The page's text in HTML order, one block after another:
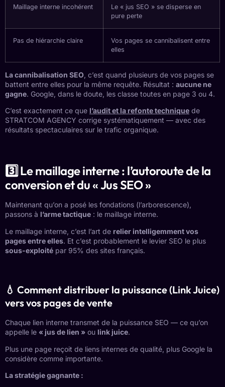
Maillage interne incohérent
Le « jus SEO » se disperse en
pure perte
Pas de hiérarchie claire
Vos pages se cannibalisent entre
elles
La cannibalisation SEO, c’est quand plusieurs de vos pages se
battent entre elles pour la même requête. Résultat : aucune ne
gagne. Google, dans le doute, les classe toutes en page 3 ou 4.
C’est exactement ce que l’audit et la refonte technique de
STRATCOM AGENCY corrige systématiquement — avec des
résultats spectaculaires sur le trafic organique.
3️⃣ Le maillage interne : l’autoroute de la
conversion et du « Jus SEO »
Maintenant qu’on a posé les fondations (l’arborescence),
passons à l’arme tactique : le maillage interne.
Le maillage interne, c’est l’art de relier intelligemment vos
pages entre elles. Et c’est probablement le levier SEO le plus
sous-exploité par 95% des sites français.
💧 Comment distribuer la puissance (Link Juice)
vers vos pages de vente
Chaque lien interne transmet de la puissance SEO — ce qu’on
appelle le « jus de lien » ou link juice.
Plus une page reçoit de liens internes de qualité, plus Google la
considère comme importante.
La stratégie gagnante :